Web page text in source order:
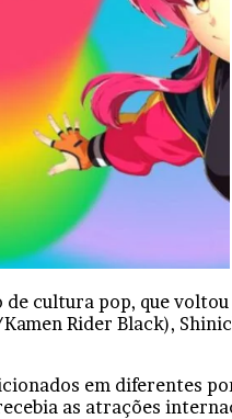
de cultura pop, que
Rider Black),
em diferentes
as atrações